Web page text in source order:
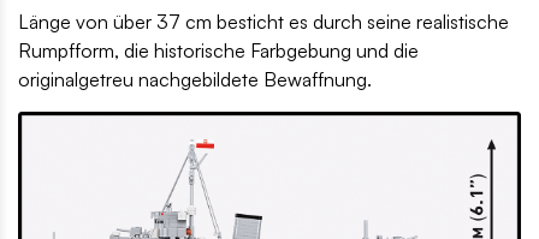
Länge von über 37 cm besticht es durch seine realistische
Rumpfform, die historische Farbgebung und die
originalgetreu nachgebildete Bewaffnung.